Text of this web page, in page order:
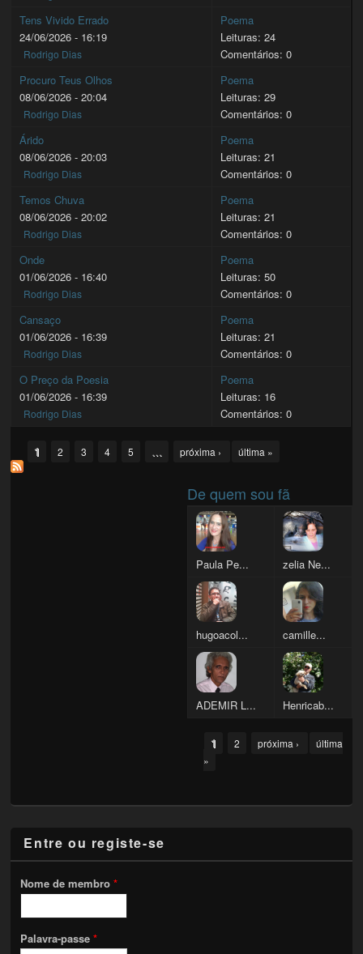
Tens Vivido Errado
24/06/2026 - 16:19
Rodrigo Dias
Poema
Leituras: 24
Comentários: 0
Procuro Teus Olhos
08/06/2026 - 20:04
Rodrigo Dias
Poema
Leituras: 29
Comentários: 0
Árido
08/06/2026 - 20:03
Rodrigo Dias
Poema
Leituras: 21
Comentários: 0
Temos Chuva
08/06/2026 - 20:02
Rodrigo Dias
Poema
Leituras: 21
Comentários: 0
Onde
01/06/2026 - 16:40
Rodrigo Dias
Poema
Leituras: 50
Comentários: 0
Cansaço
01/06/2026 - 16:39
Rodrigo Dias
Poema
Leituras: 21
Comentários: 0
O Preço da Poesia
01/06/2026 - 16:39
Rodrigo Dias
Poema
Leituras: 16
Comentários: 0
Pages
1 2 3 4 5 … próxima › última »
De quem sou fã
Paula Pe... zelia Ne...
hugoacol... camille...
ADEMIR L... Henricab...
Pages
1 2 próxima ›
última
»
Entre ou registe-se
Nome de membro*
Palavra-passe*